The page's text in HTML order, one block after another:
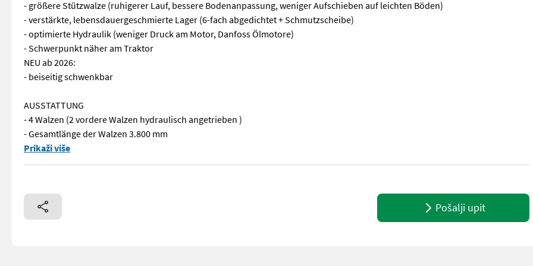
- größere Stützwalze (ruhigerer Lauf, bessere Bodenanpassung, weniger Aufschieben auf leichten Böden)
- verstärkte, lebensdauergeschmierte Lager (6-fach abgedichtet + Schmutzscheibe)
- optimierte Hydraulik (weniger Druck am Motor, Danfoss Ölmotore)
- Schwerpunkt näher am Traktor
NEU ab 2026:
- beiseitig schwenkbar
AUSSTATTUNG
- 4 Walzen (2 vordere Walzen hydraulisch angetrieben )
- Gesamtlänge der Walzen 3.800 mm
Kürbisschild Rollmax ECO Jetzt vorbestellen für die Ernte 2026! NEU seit 2021: - größere Stützwalze (ruhigerer Lauf,
Prikaži više
Pošalji upit